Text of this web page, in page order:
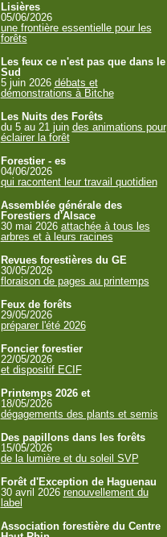
Lisières
05/06/2026
une frontière essentielle pour les
forêts
Les feux ce n'est pas que dans le
Sud
5 juin 2026 débats et
démonstrations à Bitche
Les Nuits des Forêts
du 5 au 21 juin des animations pour
éclairer la forêt
Forestier - es
04/06/2026
qui racontent leur travail quotidien
Assemblée générale des
Forestiers d'Alsace
30 mai 2026 attachée à tous les
arbres et à leurs racines
Revues forestières du GE
30/05/2026
floraison de pages au printemps
Feux de forêts
29/05/2026
préparer l'été 2026
Foncier forestier
22/05/2026
et dispositif ECIF
Printemps 2026 et
18/05/2026
dégagements des plants et semis
Des papillons dans les forêts
15/05/2026
de la lumière et du soleil SVP
Forêt d'Exception de Haguenau
30 avril 2026 renouvellement du
label
Association forestière du Centre